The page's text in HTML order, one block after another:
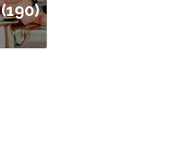
(190)